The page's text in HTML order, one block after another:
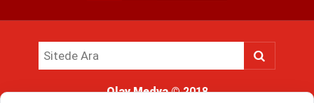
Olay Medya© 2018